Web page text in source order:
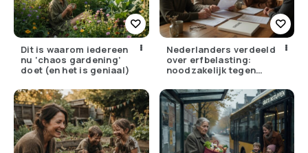
Dit is waarom iedereen
nu ‘chaos gardening’
doet (en het is geniaal)
Nederlanders verdeeld
over erfbelasting:
noodzakelijk tegen